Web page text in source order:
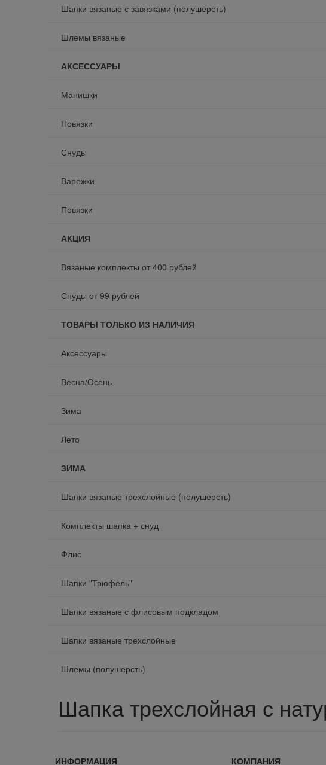
Шапки вязаные с завязками (полушерсть)
Шлемы вязаные
АКСЕССУАРЫ
Манишки
Повязки
Снуды
Варежки
Повязки
АКЦИЯ
Вязаные комплекты от 400 рублей
Снуды от 99 рублей
ТОВАРЫ ТОЛЬКО ИЗ НАЛИЧИЯ
Аксессуары
Весна/Осень
Зима
Лето
ЗИМА
Шапки вязаные трехслойные (полушерсть)
Комплекты шапка + снуд
Флис
Шапки "Трюфель"
Шапки вязаные с флисовым подкладом
Шапки вязаные трехслойные
Шлемы (полушерсть)
Шапка трехслойная с
ИНФОРМАЦИЯ КОМПАНИЯ